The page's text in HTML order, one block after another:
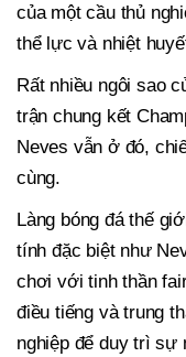
của một cầu thủ
thể lực và nhiệt
Rất nhiều ngôi sao
trận chung kết
Neves vẫn ở đó,
cùng.
Làng bóng đá thế
tính đặc biệt như
chơi với tinh thần
điều tiếng và trung
nghiệp để duy trì sự